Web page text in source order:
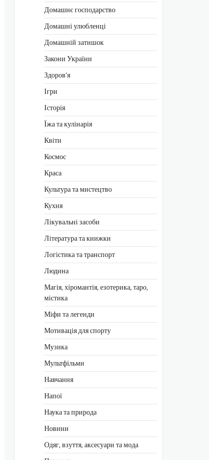
Домашнє господарство
Домашні улюбленці
Домашній затишок
Закони України
Здоров'я
Ігри
Історія
Їжа та кулінарія
Квіти
Космос
Краса
Культура та мистецтво
Кухня
Лікувальні засоби
Література та книжки
Логістика та транспорт
Людина
Магія, хіромантія, езотерика, таро,
містика
Міфи та легенди
Мотивація для спорту
Музика
Мультфільми
Навчання
Напої
Наука та природа
Новини
Одяг, взуття, аксесуари та мода